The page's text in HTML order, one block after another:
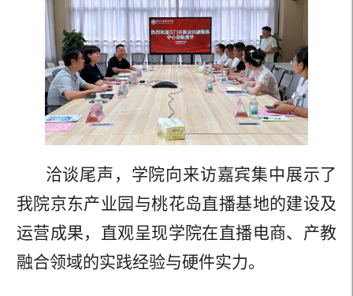
洽谈尾声，学院向来访嘉宾集中展示了
我院京东产业园与桃花岛直播基地的建设及
运营成果，直观呈现学院在直播电商、产教
融合领域的实践经验与硬件实力。